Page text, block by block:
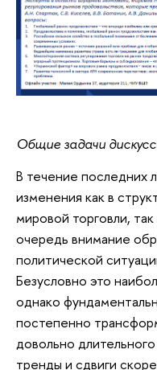
Общие задачи
В течение последних
изменения как в
мировой торговли,
очередь внимание
политической
Безусловно это
однако
постепенно
довольно
тренды и сдвиги